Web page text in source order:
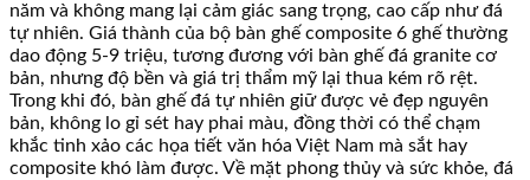
năm và không mang lại cảm giác sang trọng, cao cấp như đá
tự nhiên. Giá thành của bộ bàn ghế composite 6 ghế thường
dao động 5-9 triệu, tương đương với bàn ghế đá granite cơ
bản, nhưng độ bền và giá trị thẩm mỹ lại thua kém rõ rệt.
Trong khi đó, bàn ghế đá tự nhiên giữ được vẻ đẹp nguyên
bản, không lo gỉ sét hay phai màu, đồng thời có thể chạm
khắc tinh xảo các họa tiết văn hóa Việt Nam mà sắt hay
composite khó làm được. Về mặt phong thủy và sức khỏe, đá